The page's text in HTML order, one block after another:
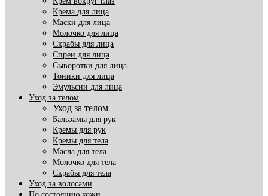
Крема для лица
Маски для лица
Молочко для лица
Скрабы для лица
Спреи для лица
Сыворотки для лица
Тоники для лица
Эмульсии для лица
Уход за телом
Уход за телом
Бальзамы для рук
Кремы для рук
Кремы для тела
Масла для тела
Молочко для тела
Скрабы для тела
Уход за волосами